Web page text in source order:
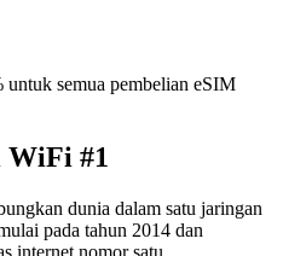
semua pembelian eSIM
WiFi #1
dunia dalam satu jaringan
pada tahun 2014 dan